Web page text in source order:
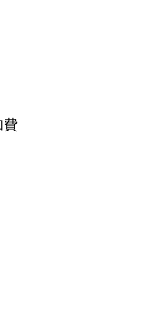
費